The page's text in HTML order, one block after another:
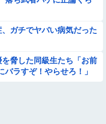
キング
ち どの娘を選ぶの？
ンス』が気持ち悪い🤮
、ガチでヤバい病気だった
を脅した同級生たち「お前
ラすぞ！やらせろ！」